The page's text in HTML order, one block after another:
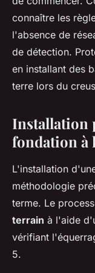
connaître les
l'absence de
de détection.
en installant des
terre lors du
Installation
fondation à
L'installation
méthodologie
terme. Le
terrain à l'aide
vérifiant
5.